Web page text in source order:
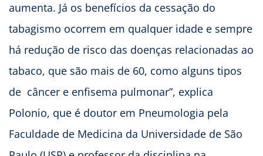
aumenta. Já os benefícios da cessação do
tabagismo ocorrem em qualquer idade e sempre
há redução de risco das doenças relacionadas ao
tabaco, que são mais de 60, como alguns tipos
de câncer e enfisema pulmonar”, explica
Polonio, que é doutor em Pneumologia pela
Faculdade de Medicina da Universidade de São